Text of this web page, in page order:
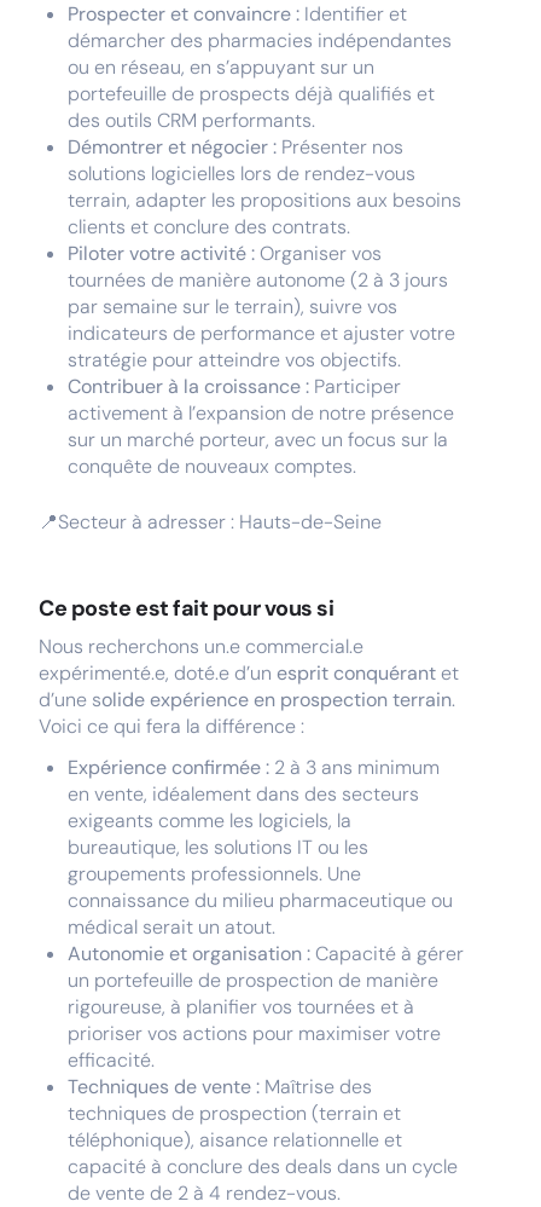
Prospecter et convaincre : Identifier et
démarcher des pharmacies indépendantes
ou en réseau, en s’appuyant sur un
portefeuille de prospects déjà qualifiés et
des outils CRM performants.
Démontrer et négocier : Présenter nos
solutions logicielles lors de rendez-vous
terrain, adapter les propositions aux besoins
clients et conclure des contrats.
Piloter votre activité :Organiser vos
tournées de manière autonome (2 à 3 jours
par semaine sur le terrain), suivre vos
indicateurs de performance et ajuster votre
stratégie pour atteindre vos objectifs.
Contribuer à la croissance : Participer
activement à l’expansion de notre présence
sur un marché porteur, avec un focus sur la
conquête de nouveaux comptes.
📍Secteur à adresser : Hauts-de-Seine
Ce poste est fait pour vous si
Nous recherchons un.e commercial.e
expérimenté.e, doté.e d’un esprit conquérant et
d’une solide expérience en prospection terrain.
Voici ce qui fera la différence :
Expérience confirmée : 2 à 3 ans minimum
en vente, idéalement dans des secteurs
exigeants comme les logiciels, la
bureautique, les solutions IT ou les
groupements professionnels. Une
connaissance du milieu pharmaceutique ou
médical serait un atout.
Autonomie et organisation :Capacité à gérer
un portefeuille de prospection de manière
rigoureuse, à planifier vos tournées et à
prioriser vos actions pour maximiser votre
efficacité.
Techniques de vente : Maîtrise des
techniques de prospection (terrain et
téléphonique), aisance relationnelle et
capacité à conclure des deals dans un cycle
de vente de 2 à 4 rendez-vous.